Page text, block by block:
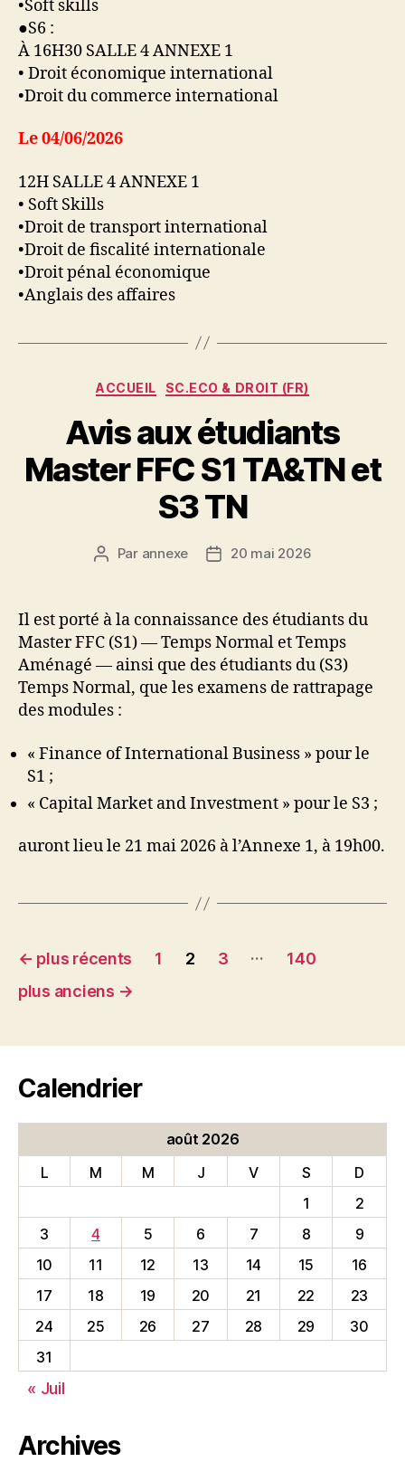
•Soft skills
●S6 :
À 16H30 SALLE 4 ANNEXE 1
• Droit économique international
•Droit du commerce international
Le 04/06/2026
12H SALLE 4 ANNEXE 1
• Soft Skills
•Droit de transport international
•Droit de fiscalité internationale
•Droit pénal économique
•Anglais des affaires
Catégories
ACCUEIL SC.ECO & DROIT (FR)
Avis aux étudiants
Master FFC S1 TA&TN et
S3 TN
Auteur
Par annexe
Date20 mai 2026
Il est porté à la connaissance des étudiants du
Master FFC (S1) — Temps Normal et Temps
Aménagé — ainsi que des étudiants du (S3)
Temps Normal, que les examens de rattrapage
des modules :
« Finance of International Business » pour le
S1 ;
« Capital Market and Investment » pour le S3 ;
auront lieu le 21 mai 2026 à l’Annexe 1, à 19h00.
Pagination
des
← plus récents 1 2 3 …
140
plus anciens →
Calendrier
août 2026
L
M M J V S
D
1
2
3
4 5 6 7 8
9
10
11 12 13 14 15
16
17
18 19 20 21 22
23
24
25 26 27 28 29
30
31
« Juil
Archives